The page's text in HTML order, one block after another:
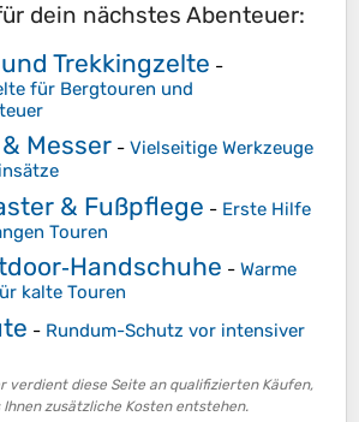
dein nächstes Abenteuer:
Trekkingzelte -
für Bergtouren und
Messer - Vielseitige Werkzeuge
& Fußpflege - Erste Hilfe
Touren
- Warme
kalte Touren
- Rundum-Schutz vor intensiver
verdient diese Seite an qualifizierten Käufen,
Ihnen zusätzliche Kosten entstehen.